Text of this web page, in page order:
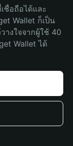
ชื่อถือได้และ
Wallet ก็เป็น
งใจจากผู้ใช้ 40
Wallet ได้